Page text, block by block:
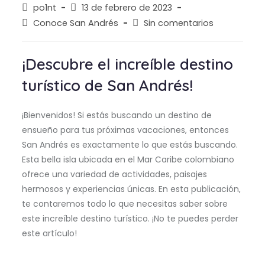
po1nt
13 de febrero de 2023
Conoce San Andrés
Sin comentarios
¡Descubre el increíble destino
turístico de San Andrés!
¡Bienvenidos! Si estás buscando un destino de
ensueño para tus próximas vacaciones, entonces
San Andrés es exactamente lo que estás buscando.
Esta bella isla ubicada en el Mar Caribe colombiano
ofrece una variedad de actividades, paisajes
hermosos y experiencias únicas. En esta publicación,
te contaremos todo lo que necesitas saber sobre
este increíble destino turístico. ¡No te puedes perder
este artículo!